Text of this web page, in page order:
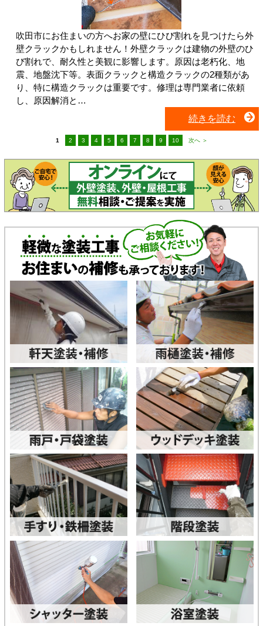
吹田市にお住まいの方へお家の壁にひび割れを見つけたら外
壁クラックかもしれません！外壁クラックは建物の外壁のひ
び割れで、耐久性と美観に影響します。原因は老朽化、地
震、地盤沈下等。表面クラックと構造クラックの2種類があ
り、特に構造クラックは重要です。修理は専門業者に依頼
し、原因解消と…
続きを読む
1 2 3 4 5 6 7 8 9 10 次へ ＞